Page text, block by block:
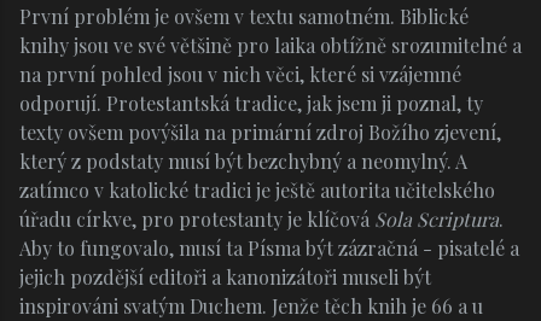
První problém je ovšem v textu samotném. Biblické
knihy jsou ve své většině pro laika obtížně srozumitelné a
na první pohled jsou v nich věci, které si vzájemné
odporují. Protestantská tradice, jak jsem ji poznal, ty
texty ovšem povýšila na primární zdroj Božího zjevení,
který z podstaty musí být bezchybný a neomylný. A
zatímco v katolické tradici je ještě autorita učitelského
úřadu církve, pro protestanty je klíčová Sola Scriptura.
Aby to fungovalo, musí ta Písma být zázračná - pisatelé a
jejich pozdější editoři a kanonizátoři museli být
inspirováni svatým Duchem. Jenže těch knih je 66 a u